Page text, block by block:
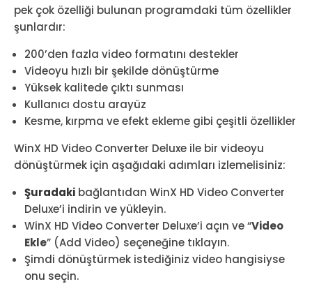
pek çok özelliği bulunan programdaki tüm özellikler
şunlardır:
200’den fazla video formatını destekler
Videoyu hızlı bir şekilde dönüştürme
Yüksek kalitede çıktı sunması
Kullanıcı dostu arayüz
Kesme, kırpma ve efekt ekleme gibi çeşitli özellikler
WinX HD Video Converter Deluxe ile bir videoyu
dönüştürmek için aşağıdaki adımları izlemelisiniz:
Şuradaki bağlantıdan WinX HD Video Converter
Deluxe’i indirin ve yükleyin.
WinX HD Video Converter Deluxe’i açın ve “Video
Ekle” (Add Video) seçeneğine tıklayın.
Şimdi dönüştürmek istediğiniz video hangisiyse
onu seçin.